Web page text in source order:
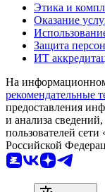
Этика и
Оказание
Защита
ИТ
На
рекомендательные
предоставления
и анализа
пользователей
Российской